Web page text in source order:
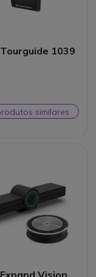
Tourguide 1039
similares
Vision